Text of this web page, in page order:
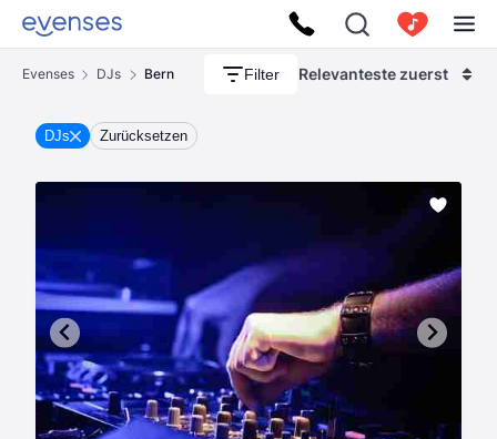
Evenses DJs Bern Filter Relevanteste zuerst
DJs Zurücksetzen